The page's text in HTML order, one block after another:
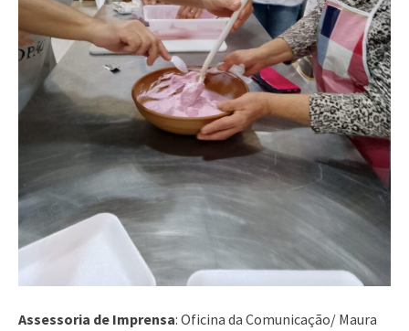
Assessoria de Imprensa: Oficina da Comunicação/ Maura